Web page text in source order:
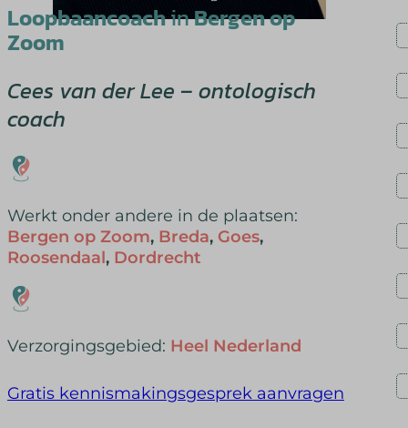
LoopbaancoachinBergen op
Zoom
Cees van der Lee – ontologisch
coach
Werkt onder andere in de plaatsen:
Bergen op Zoom, Breda, Goes,
Roosendaal, Dordrecht
Verzorgingsgebied: Heel Nederland
Gratis kennismakingsgesprek aanvragen